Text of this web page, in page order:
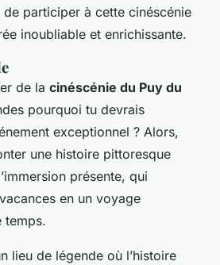
participer à cette cinéscénie
inoubliable et enrichissante.
de la cinéscénie du Puy du
pourquoi tu devrais
exceptionnel ? Alors,
une histoire pittoresque
présente, qui
en un voyage
temps.
lieu de légende où l’histoire